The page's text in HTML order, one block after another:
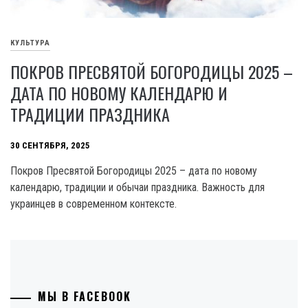
КУЛЬТУРА
ПОКРОВ ПРЕСВЯТОЙ БОГОРОДИЦЫ 2025 –
ДАТА ПО НОВОМУ КАЛЕНДАРЮ И
ТРАДИЦИИ ПРАЗДНИКА
30 СЕНТЯБРЯ, 2025
Покров Пресвятой Богородицы 2025 – дата по новому
календарю, традиции и обычаи праздника. Важность для
украинцев в современном контексте.
МЫ В FACEBOOK